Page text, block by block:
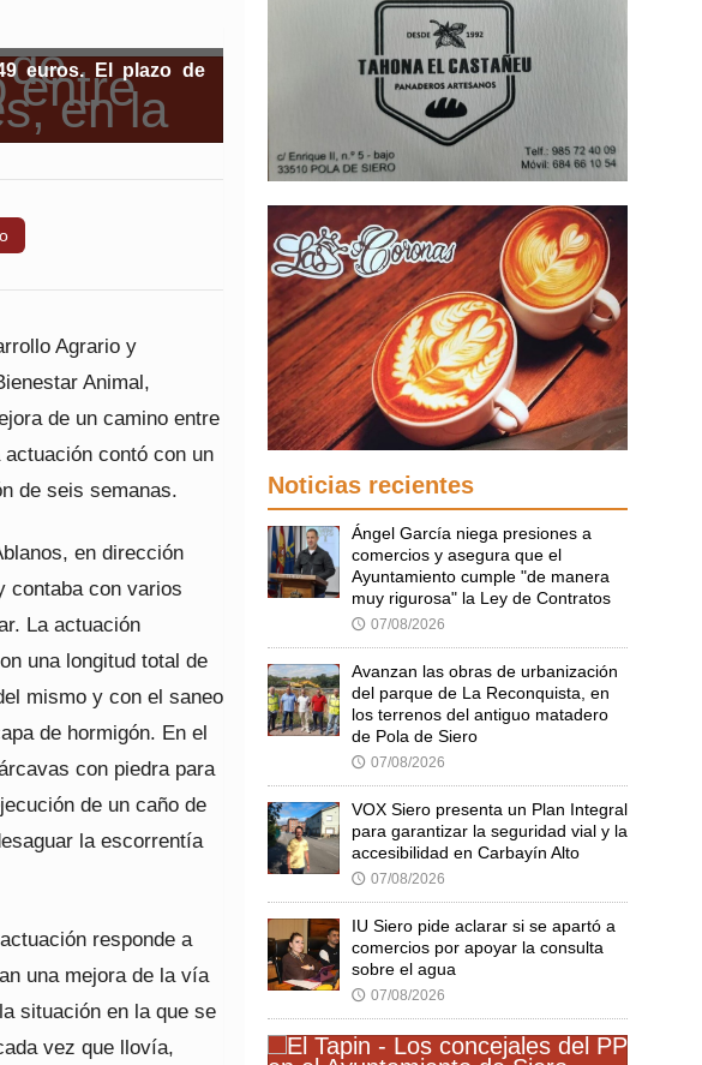
euros. El plazo de
Agrario y
Animal,
de un camino entre
contó con un
de seis semanas.
en dirección
contaba con varios
La actuación
una longitud total de
mismo y con el saneo
de hormigón. En el
con piedra para
de un caño de
la escorrentía
responde a
una mejora de la vía
situación en la que se
vez que llovía,
Noticias recientes
Ángel García niega presiones a
comercios y asegura que el
Ayuntamiento cumple "de manera
muy rigurosa" la Ley de Contratos
🕔 07/08/2026
Avanzan las obras de urbanización
del parque de La Reconquista, en
los terrenos del antiguo matadero
de Pola de Siero
🕔 07/08/2026
VOX Siero presenta un Plan Integral
para garantizar la seguridad vial y la
accesibilidad en Carbayín Alto
🕔 07/08/2026
IU Siero pide aclarar si se apartó a
comercios por apoyar la consulta
sobre el agua
🕔 07/08/2026